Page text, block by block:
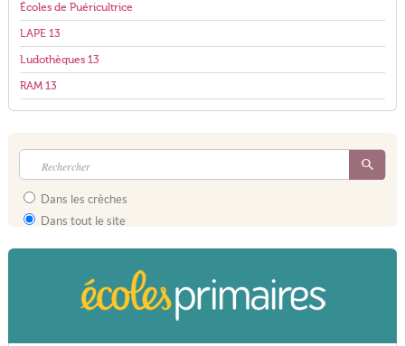
Écoles de Puéricultrice
LAPE 13
Ludothèques 13
RAM 13
Dans les crèches
Dans tout le site